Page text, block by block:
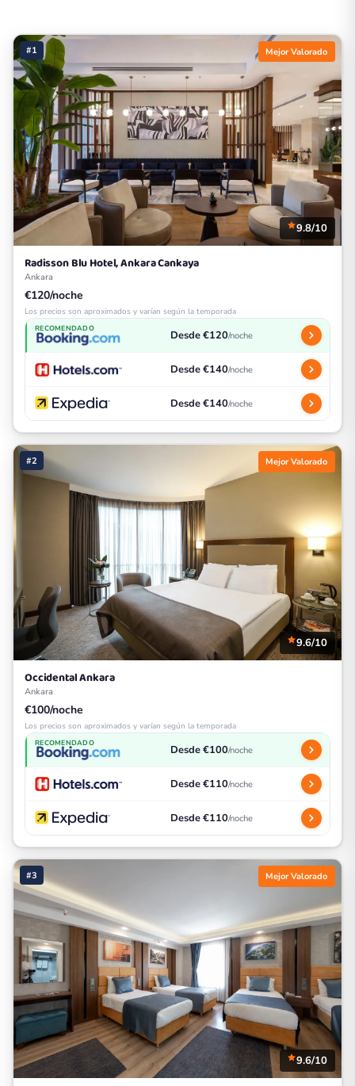
#1 Mejor Valorado
9.8/10
Radisson Blu Hotel, Ankara Cankaya
Ankara
€120/noche
Los precios son aproximados y varían según la temporada
RECOMENDADO Desde €120/noche
Desde €140/noche
Desde €140/noche
#2 Mejor Valorado
9.6/10
Occidental Ankara
Ankara
€100/noche
Los precios son aproximados y varían según la temporada
RECOMENDADO Desde €100/noche
Desde €110/noche
Desde €110/noche
#3 Mejor Valorado
9.6/10